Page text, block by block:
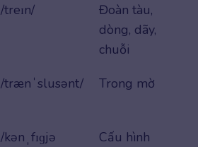
/treɪn/
Đoàn tàu,
dòng, dãy,
chuỗi
/trænˈslusənt/ Trong mờ
/kənˌfɪɡjə
Cấu hình